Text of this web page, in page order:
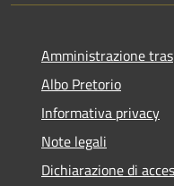
Amministrazione
Albo Pretorio
Informativa privacy
Note legali
Dichiarazione di